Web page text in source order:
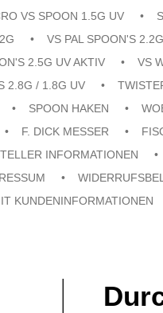
VS SPOON 1.5G UV
VS PAL SPOON'S
2.5G UV AKTIV VS
2.8G / 1.8G UV
SPOON HAKEN
F. DICK MESSER
INFORMATIONEN
KUNDENINFORMATIONEN